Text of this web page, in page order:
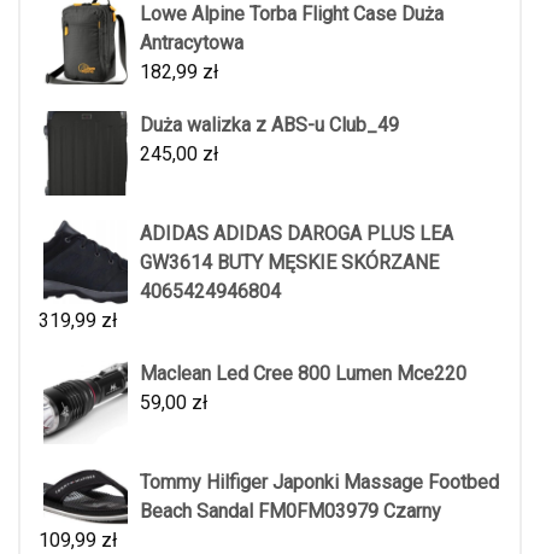
Lowe Alpine Torba Flight Case Duża
Antracytowa
182,99 zł
Duża walizka z ABS-u Club_49
245,00 zł
ADIDAS ADIDAS DAROGA PLUS LEA
GW3614 BUTY MĘSKIE SKÓRZANE
4065424946804
319,99 zł
Maclean Led Cree 800 Lumen Mce220
59,00 zł
Tommy Hilfiger Japonki Massage Footbed
Beach Sandal FM0FM03979 Czarny
109,99 zł